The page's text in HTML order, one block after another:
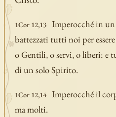
1Cor 12,13
Imperocché in
battezzati tutti noi per
o Gentili, o servi, o liberi: e
di un solo Spirito.
1Cor 12,14
Imperocché il
ma molti.